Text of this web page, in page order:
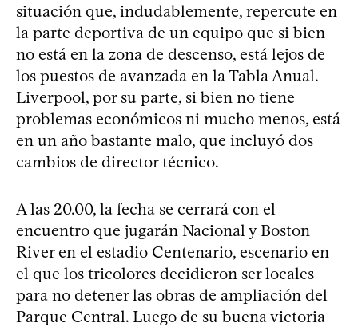
situación que, indudablemente, repercute en
la parte deportiva de un equipo que si bien
no está en la zona de descenso, está lejos de
los puestos de avanzada en la Tabla Anual.
Liverpool, por su parte, si bien no tiene
problemas económicos ni mucho menos, está
en un año bastante malo, que incluyó dos
cambios de director técnico.
A las 20.00, la fecha se cerrará con el
encuentro que jugarán Nacional y Boston
River en el estadio Centenario, escenario en
el que los tricolores decidieron ser locales
para no detener las obras de ampliación del
Parque Central. Luego de su buena victoria